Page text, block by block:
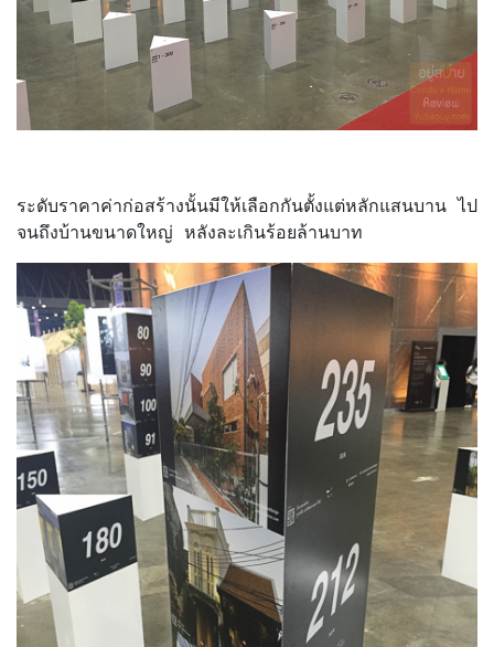
ระดับราคาค่าก่อสร้างนั้นมีให้เลือกกันตั้งแต่หลักแสนบาน ไป
จนถึงบ้านขนาดใหญ่ หลังละเกินร้อยล้านบาท